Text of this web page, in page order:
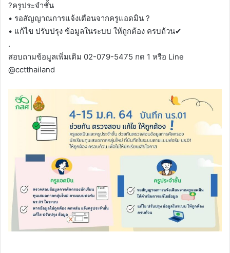
?ครูประจำชั้น
• รอสัญญาณการแจ้งเตือนจากครูแอดมิน ?
• แก้ไข ปรับปรุง ข้อมูลในระบบ ให้ถูกต้อง ครบถ้วน✔
.
สอบถามข้อมูลเพิ่มเติม 02-079-5475 กด 1 หรือ Line
@cctthailand